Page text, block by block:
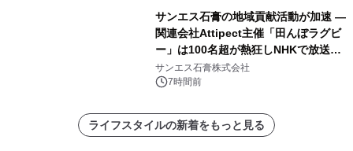
サンエス石膏の地域貢献活動が加速 ―
関連会社Attipect主催「田んぼラグビ
ー」は100名超が熱狂しNHKで放送さ
れました。
サンエス石膏株式会社
7時間前
ライフスタイルの新着をもっと見る